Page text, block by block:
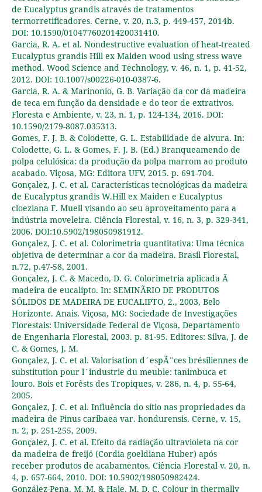
de Eucalyptus grandis através de tratamentos
termorretificadores. Cerne, v. 20, n.3, p. 449-457, 2014b.
DOI: 10.1590/01047760201420031410.
Garcia, R. A. et al. Nondestructive evaluation of heat-treated
Eucalyptus grandis Hill ex Maiden wood using stress wave
method. Wood Science and Technology, v. 46, n. 1, p. 41-52,
2012. DOI: 10.1007/s00226-010-0387-6.
Garcia, R. A. & Marinonio, G. B. Variação da cor da madeira
de teca em função da densidade e do teor de extrativos.
Floresta e Ambiente, v. 23, n. 1, p. 124-134, 2016. DOI:
10.1590/2179-8087.035313.
Gomes, F. J. B. & Colodette, G. L. Estabilidade de alvura. In:
Colodette, G. L. & Gomes, F. J. B. (Ed.) Branqueamendo de
polpa celulósica: da produção da polpa marrom ao produto
acabado. Viçosa, MG: Editora UFV, 2015. p. 691-704.
Gonçalez, J. C. et al. Características tecnológicas da madeira
de Eucalyptus grandis W.Hill ex Maiden e Eucalyptus
cloeziana F. Muell visando ao seu aproveitamento para a
indústria moveleira. Ciência Florestal, v. 16, n. 3, p. 329-341,
2006. DOI:10.5902/198050981912.
Gonçalez, J. C. et al. Colorimetria quantitativa: Uma técnica
objetiva de determinar a cor da madeira. Brasil Florestal,
n.72, p.47-58, 2001.
Gonçalez, J. C. & Macedo, D. G. Colorimetria aplicada Ã
madeira de eucalipto. In: SEMINÃRIO DE PRODUTOS
SÓLIDOS DE MADEIRA DE EUCALIPTO, 2., 2003, Belo
Horizonte. Anais. Viçosa, MG: Sociedade de Investigações
Florestais: Universidade Federal de Viçosa, Departamento
de Engenharia Florestal, 2003. p. 81-95. Editores: Silva, J. de
C. & Gomes, J. M.
Gonçalez, J. C. et al. Valorisation d´espÃ¨ces brésiliennes de
substitution pour l´industrie du meuble: tanimbuca et
louro. Bois et Forêsts des Tropiques, v. 286, n. 4, p. 55-64,
2005.
Gonçalez, J. C. et al. Influência do sítio nas propriedades da
madeira de Pinus caribaea var. hondurensis. Cerne, v. 15,
n. 2, p. 251-255, 2009.
Gonçalez, J. C. et al. Efeito da radiação ultravioleta na cor
da madeira de freijó (Cordia goeldiana Huber) após
receber produtos de acabamentos. Ciência Florestal v. 20, n.
4, p. 657-664, 2010. DOI: 10.5902/198050982424.
González-Pena, M. M. & Hale, M. D. C. Colour in thermally